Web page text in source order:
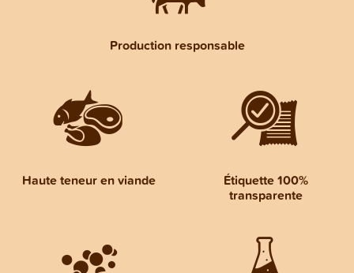
Production responsable
Haute teneur en viande
Étiquette 100%
transparente